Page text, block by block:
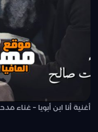
أغنية أنا ابن أبويا –